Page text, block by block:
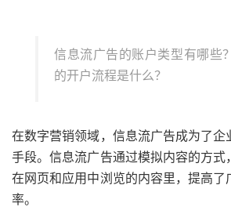
信息流广告的账户类型有哪些
的开户流程是什么？
在数字营销领域，信息流广告成为了企
手段。信息流广告通过模拟内容的方式
在网页和应用中浏览的内容里，提高了
率。